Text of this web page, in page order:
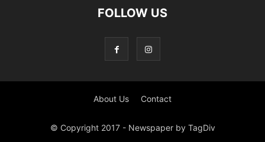
FOLLOW US
About Us Contact
© Copyright 2017 - Newspaper by TagDiv